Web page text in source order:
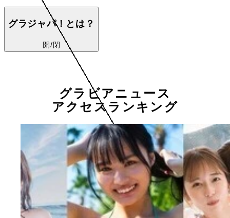
グラジャパ！とは？
開/閉
グラビアニュース
アクセスランキング